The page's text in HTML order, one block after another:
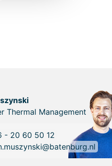
Thermal Management
- 20 60 50 12